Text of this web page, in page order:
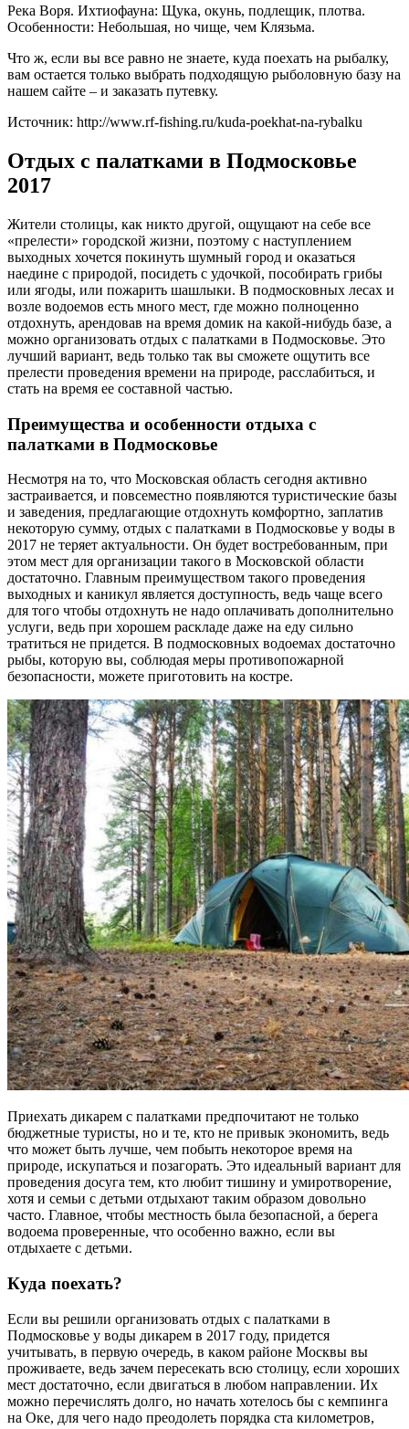
Река Воря. Ихтиофауна: Щука, окунь, подлещик, плотва.
Особенности: Небольшая, но чище, чем Клязьма.
Что ж, если вы все равно не знаете, куда поехать на рыбалку,
вам остается только выбрать подходящую рыболовную базу на
нашем сайте – и заказать путевку.
Источник: http://www.rf-fishing.ru/kuda-poekhat-na-rybalku
Отдых с палатками в Подмосковье
2017
Жители столицы, как никто другой, ощущают на себе все
«прелести» городской жизни, поэтому с наступлением
выходных хочется покинуть шумный город и оказаться
наедине с природой, посидеть с удочкой, пособирать грибы
или ягоды, или пожарить шашлыки. В подмосковных лесах и
возле водоемов есть много мест, где можно полноценно
отдохнуть, арендовав на время домик на какой-нибудь базе, а
можно организовать отдых с палатками в Подмосковье. Это
лучший вариант, ведь только так вы сможете ощутить все
прелести проведения времени на природе, расслабиться, и
стать на время ее составной частью.
Преимущества и особенности отдыха с
палатками в Подмосковье
Несмотря на то, что Московская область сегодня активно
застраивается, и повсеместно появляются туристические базы
и заведения, предлагающие отдохнуть комфортно, заплатив
некоторую сумму, отдых с палатками в Подмосковье у воды в
2017 не теряет актуальности. Он будет востребованным, при
этом мест для организации такого в Московской области
достаточно. Главным преимуществом такого проведения
выходных и каникул является доступность, ведь чаще всего
для того чтобы отдохнуть не надо оплачивать дополнительно
услуги, ведь при хорошем раскладе даже на еду сильно
тратиться не придется. В подмосковных водоемах достаточно
рыбы, которую вы, соблюдая меры противопожарной
безопасности, можете приготовить на костре.
Приехать дикарем с палатками предпочитают не только
бюджетные туристы, но и те, кто не привык экономить, ведь
что может быть лучше, чем побыть некоторое время на
природе, искупаться и позагорать. Это идеальный вариант для
проведения досуга тем, кто любит тишину и умиротворение,
хотя и семьи с детьми отдыхают таким образом довольно
часто. Главное, чтобы местность была безопасной, а берега
водоема проверенные, что особенно важно, если вы
отдыхаете с детьми.
Куда поехать?
Если вы решили организовать отдых с палатками в
Подмосковье у воды дикарем в 2017 году, придется
учитывать, в первую очередь, в каком районе Москвы вы
проживаете, ведь зачем пересекать всю столицу, если хороших
мест достаточно, если двигаться в любом направлении. Их
можно перечислять долго, но начать хотелось бы с кемпинга
на Оке, для чего надо преодолеть порядка ста километров,